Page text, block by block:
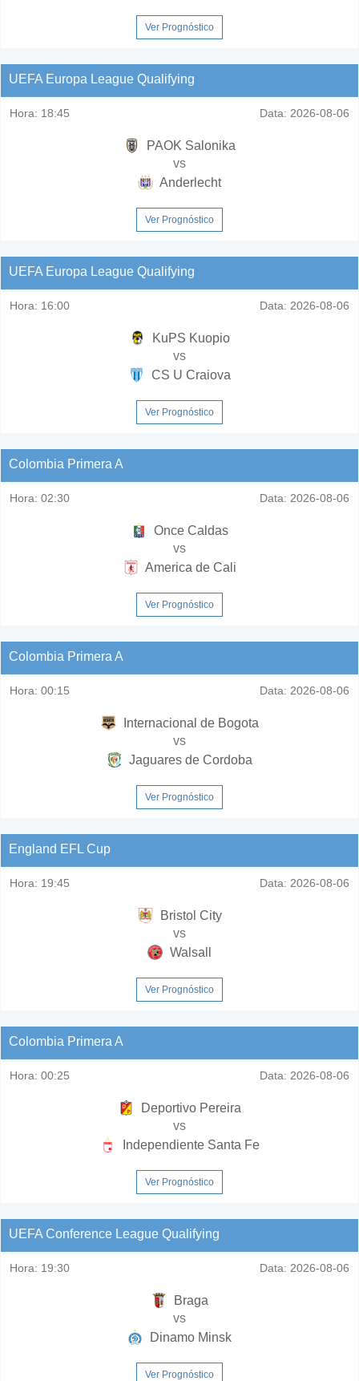
Ver Prognóstico
UEFA Europa League Qualifying
Hora: 18:45 Data: 2026-08-06
PAOK Salonika
vs
Anderlecht
Ver Prognóstico
UEFA Europa League Qualifying
Hora: 16:00 Data: 2026-08-06
KuPS Kuopio
vs
CS U Craiova
Ver Prognóstico
Colombia Primera A
Hora: 02:30 Data: 2026-08-06
Once Caldas
vs
America de Cali
Ver Prognóstico
Colombia Primera A
Hora: 00:15 Data: 2026-08-06
Internacional de Bogota
vs
Jaguares de Cordoba
Ver Prognóstico
England EFL Cup
Hora: 19:45 Data: 2026-08-06
Bristol City
vs
Walsall
Ver Prognóstico
Colombia Primera A
Hora: 00:25 Data: 2026-08-06
Deportivo Pereira
vs
Independiente Santa Fe
Ver Prognóstico
UEFA Conference League Qualifying
Hora: 19:30 Data: 2026-08-06
Braga
vs
Dinamo Minsk
Ver Prognóstico